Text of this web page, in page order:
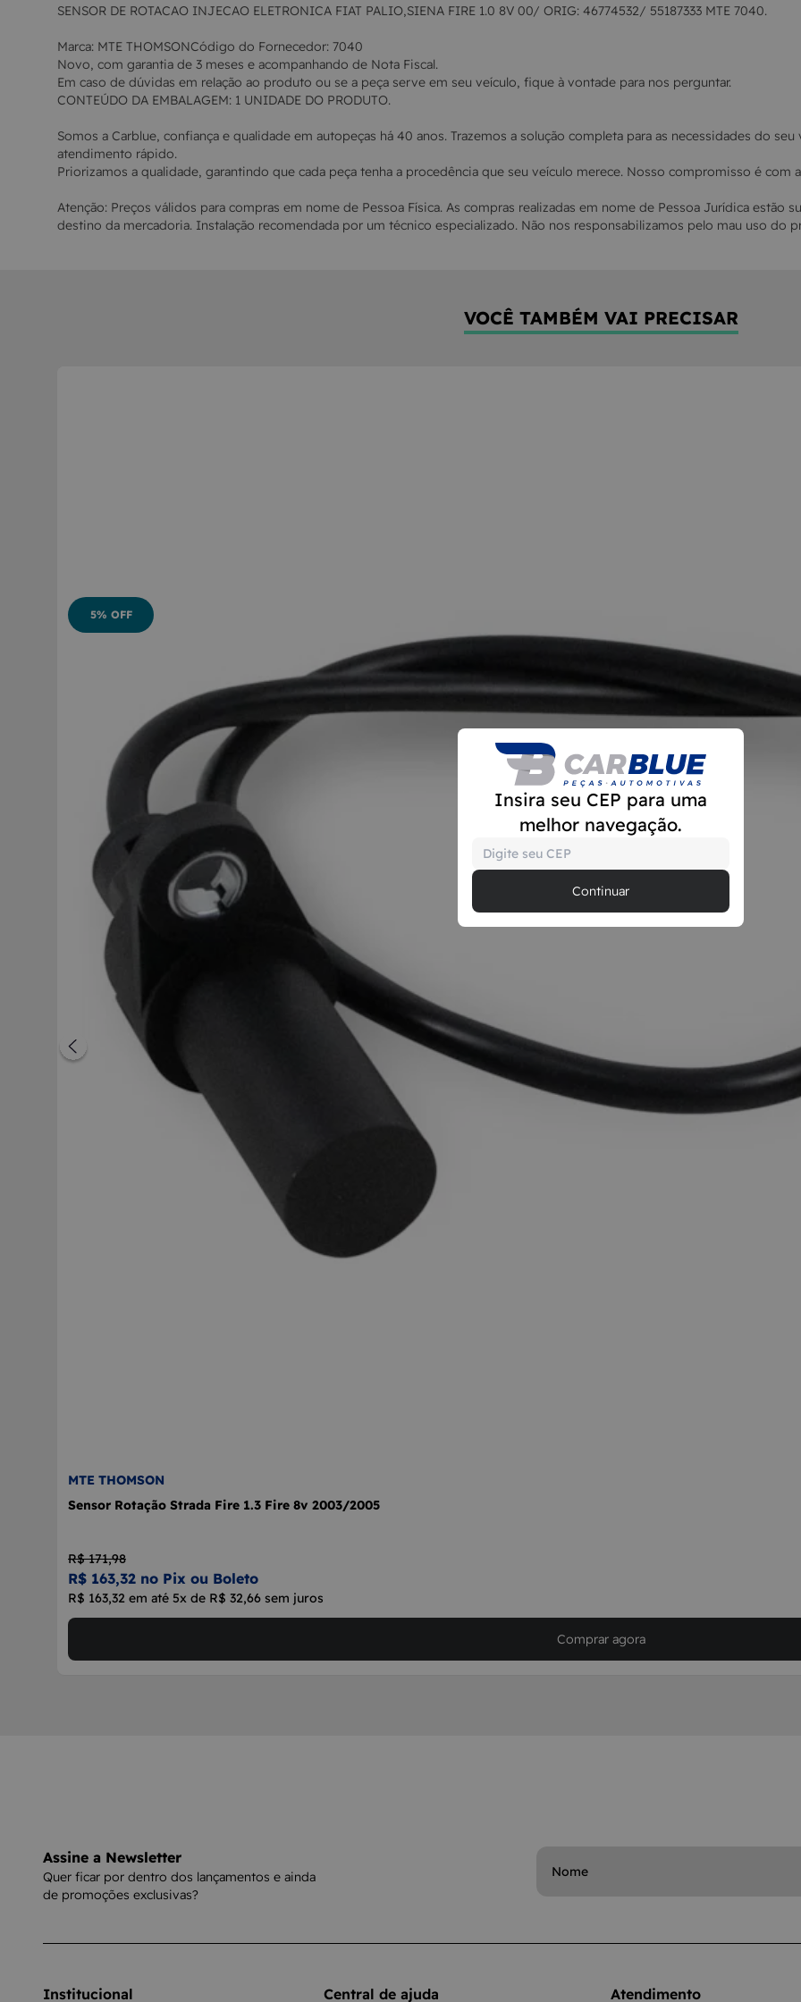
Insira seu CEP para uma
melhor navegação.
Continuar
SENSOR DE ROTACAO INJECAO ELETRONICA FIAT PALIO,SIENA FIRE 1.0 8V 00/ ORIG: 46774532/ 55187333 MTE 7040.
Marca: MTE THOMSONCódigo do Fornecedor: 7040
Novo, com garantia de 3 meses e acompanhando de Nota Fiscal.
Em caso de dúvidas em relação ao produto ou se a peça serve em seu veículo, fique à vontade para nos perguntar.
CONTEÚDO DA EMBALAGEM: 1 UNIDADE DO PRODUTO.
Somos a Carblue, confiança e qualidade em autopeças há 40 anos. Trazemos a solução completa para as necessidades do
atendimento rápido.
Priorizamos a qualidade, garantindo que cada peça tenha a procedência que seu veículo merece. Nosso compromisso é com
Atenção: Preços válidos para compras em nome de Pessoa Física. As compras realizadas em nome de Pessoa Jurídica estão
destino da mercadoria. Instalação recomendada por um técnico especializado. Não nos responsabilizamos pelo mau uso do
VOCÊ TAMBÉM VAI PRECISAR
MTE THOMSON
Sensor Rotação Strada Fire 1.3 Fire 8v 2003/2005
R$ 171,98
R$ 163,32 no Pix ou Boleto
R$ 163,32 em até 5x de R$ 32,66 sem juros
5% OFF
Comprar agora
Assine a Newsletter
Quer ficar por dentro dos lançamentos e ainda
de promoções exclusivas?
Institucional Central de ajuda Atendimento